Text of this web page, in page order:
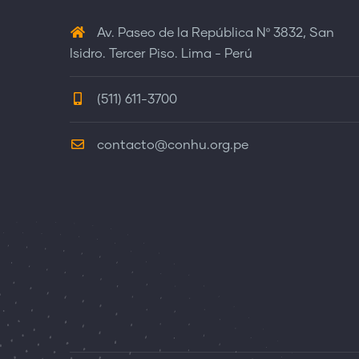
Av. Paseo de la República Nº 3832, San
Isidro. Tercer Piso. Lima - Perú
(511) 611-3700
contacto@conhu.org.pe